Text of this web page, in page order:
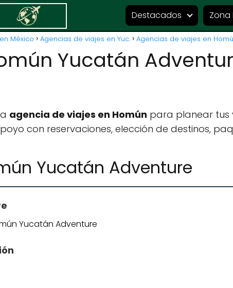
Destacados Zona
México Agencias de viajes en Yuc. Agencias de viajes en
Yucatán
agencia de viajes en Homún para planear tus
con reservaciones, elección de destinos,
Yucatán Adventure
Yucatán Adventure